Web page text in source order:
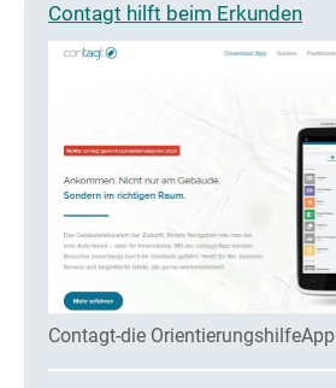
Contagt hilft beim Erkunden
Contagt-die OrientierungshilfeApp